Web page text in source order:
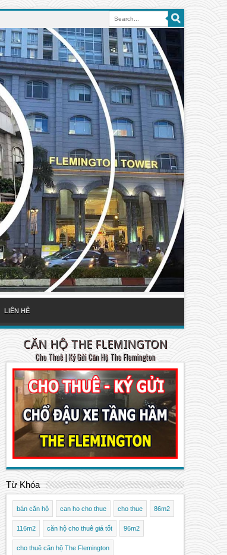
LIÊN HỆ
CĂN HỘ THE FLEMINGTON
Cho Thuê | Ký Gửi Căn Hộ The Flemington
Từ Khóa
bán căn hộ can ho cho thue cho thue 86m2
116m2 căn hộ cho thuê giá tốt 96m2
cho thuê căn hộ The Flemington